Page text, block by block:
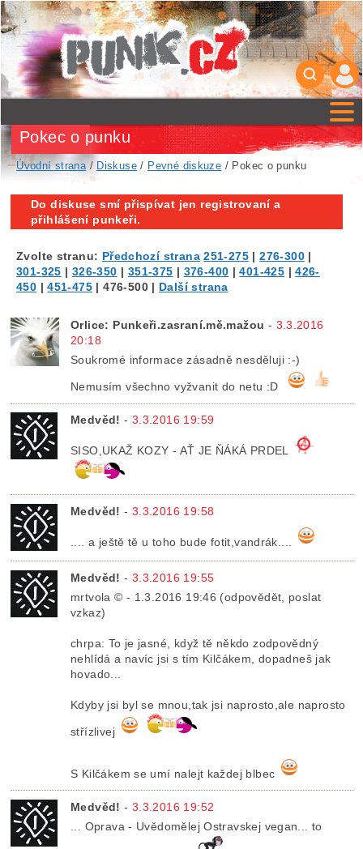
Pokec o punku
Úvodní strana/ Diskuse / Pevné diskuze / Pokec o punku
Do diskuse smí přispívat jen registrovaní a
přihlášení punkeři.
Zvolte stranu: Předchozí strana 251-275 |276-300|
301-325 | 326-350 | 351-375 | 376-400 |401-425 |426-
450 |451-475 |476-500| Další strana
Orlice: Punkeři.zasraní.mě.mažou - 3.3.2016
20:18
Soukromé informace zásadně nesděluji :-)
Nemusím všechno vyžvanit do netu :D
Medvěd! - 3.3.2016 19:59
SISO,UKAŽ KOZY - AŤ JE ŇÁKÁ PRDEL
Medvěd! - 3.3.2016 19:58
.... a ještě tě u toho bude fotit,vandrák....
Medvěd! - 3.3.2016 19:55
mrtvola © - 1.3.2016 19:46 (odpovědět, poslat
vzkaz)
chrpa: To je jasné, když tě někdo zodpovědný
nehlídá a navíc jsi s tím Kilčákem, dopadneš jak
hovado...
Kdyby jsi byl se mnou,tak jsi naprosto,ale naprosto
střízlivej
S Kilčákem se umí nalejt každej blbec
Medvěd! - 3.3.2016 19:52
... Oprava - Uvědomělej Ostravskej vegan... to